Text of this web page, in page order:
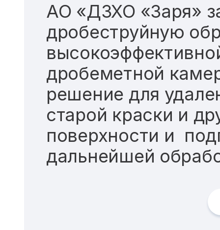
АО «ДЗХО «Заря»
дробеструйную
дробеметной
решение для
старой краски и
поверхности и
дальнейшей